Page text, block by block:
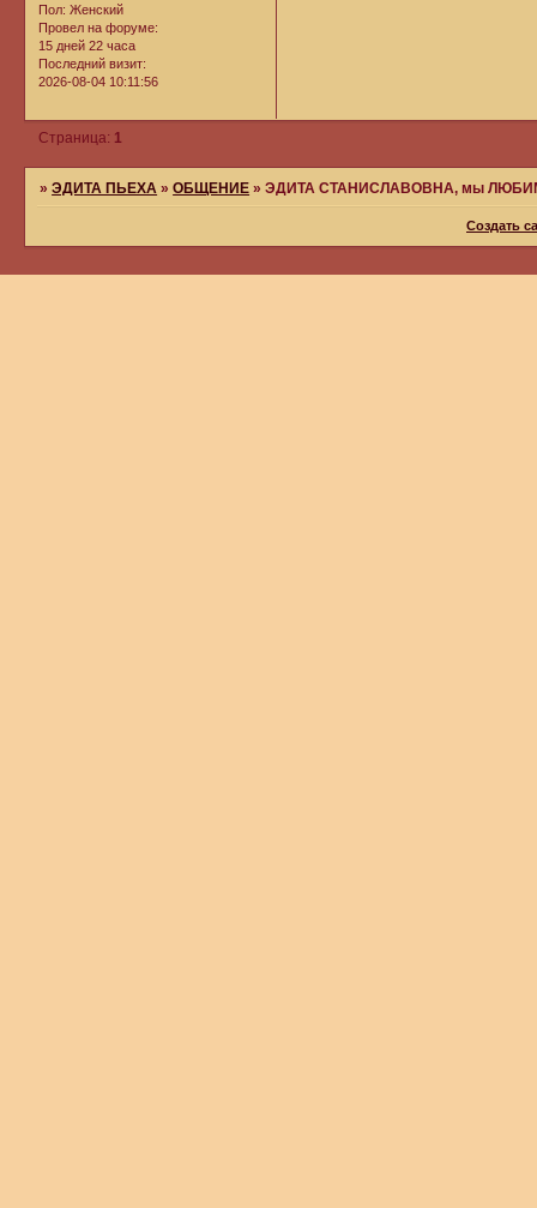
Пол: Женский
Провел на форуме:
15 дней 22 часа
Последний визит:
2026-08-04 10:11:56
Страница: 1
»ЭДИТА ПЬЕХА »ОБЩЕНИЕ »ЭДИТА СТАНИСЛАВОВНА, мы
Создать